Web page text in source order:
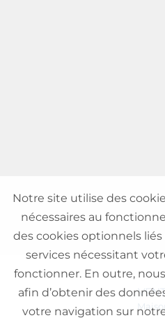
Notre site utilise des
nécessaires au
des cookies optionnels
services nécessitant
fonctionner. En outre,
afin d’obtenir des
votre navigation sur